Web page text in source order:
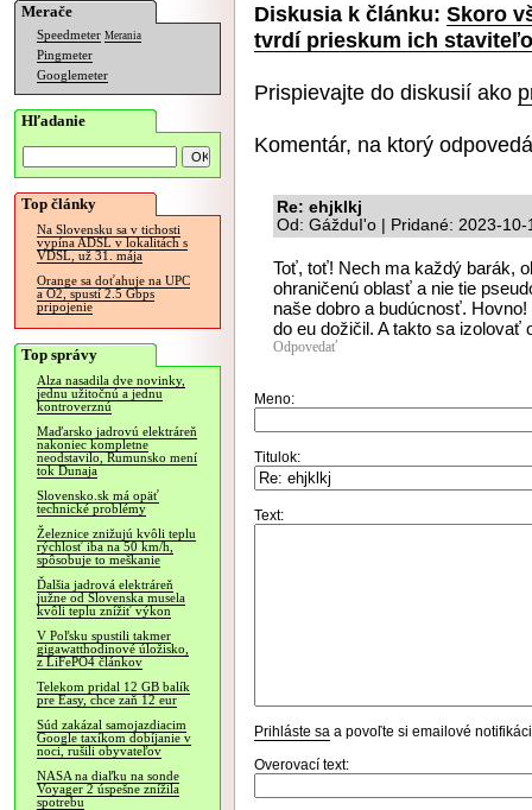
Merače
Speedmeter Merania
Pingmeter
Googlemeter
Hľadanie
Top články
Na Slovensku sa v tichosti
vypína ADSL v lokalitách s
VDSL, už 31. mája
Orange sa doťahuje na UPC
a O2, spustí 2.5 Gbps
pripojenie
Top správy
Alza nasadila dve novinky,
jednu užitočnú a jednu
kontroverznú
Maďarsko jadrovú elektráreň
nakoniec kompletne
neodstavilo, Rumunsko mení
tok Dunaja
Slovensko.sk má opäť
technické problémy
Železnice znižujú kvôli teplu
rýchlosť iba na 50 km/h,
spôsobuje to meškanie
Ďalšia jadrová elektráreň
južne od Slovenska musela
kvôli teplu znížiť výkon
V Poľsku spustili takmer
gigawatthodinové úložisko,
z LiFePO4 článkov
Telekom pridal 12 GB balík
pre Easy, chce zaň 12 eur
Súd zakázal samojazdiacim
Google taxíkom dobíjanie v
noci, rušili obyvateľov
NASA na diaľku na sonde
Voyager 2 úspešne znížila
spotrebu
Diskusia k článku: Skoro
tvrdí prieskum ich
Prispievajte do diskusií ako
Komentár, na ktorý
Re: ehjklkj
Od: GážduI'o | Pridané: 2023-10-
Toť, toť! Nech ma každý barák,
ohraničenú oblasť a nie tie
naše dobro a budúcnosť.
do eu dožičil. A takto sa izolovať
Odpovedať
Meno:
Titulok:
Text:
Prihláste sa a povoľte si emailové
Overovací text: